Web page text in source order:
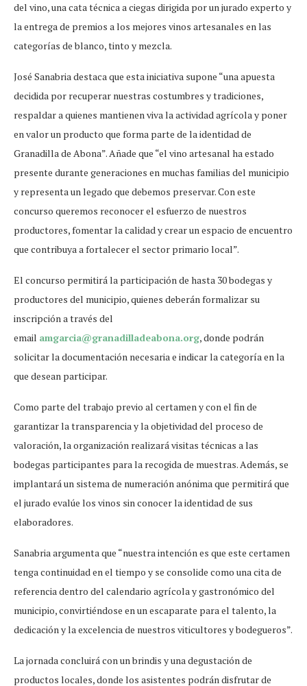
del vino, una cata técnica a ciegas dirigida por un jurado experto y
la entrega de premios a los mejores vinos artesanales en las
categorías de blanco, tinto y mezcla.
José Sanabria destaca que esta iniciativa supone “una apuesta
decidida por recuperar nuestras costumbres y tradiciones,
respaldar a quienes mantienen viva la actividad agrícola y poner
en valor un producto que forma parte de la identidad de
Granadilla de Abona”. Añade que “el vino artesanal ha estado
presente durante generaciones en muchas familias del municipio
y representa un legado que debemos preservar. Con este
concurso queremos reconocer el esfuerzo de nuestros
productores, fomentar la calidad y crear un espacio de encuentro
que contribuya a fortalecer el sector primario local”.
El concurso permitirá la participación de hasta 30 bodegas y
productores del municipio, quienes deberán formalizar su
inscripción a través del
email amgarcia@granadilladeabona.org, donde podrán
solicitar la documentación necesaria e indicar la categoría en la
que desean participar.
Como parte del trabajo previo al certamen y con el fin de
garantizar la transparencia y la objetividad del proceso de
valoración, la organización realizará visitas técnicas a las
bodegas participantes para la recogida de muestras. Además, se
implantará un sistema de numeración anónima que permitirá que
el jurado evalúe los vinos sin conocer la identidad de sus
elaboradores.
Sanabria argumenta que “nuestra intención es que este certamen
tenga continuidad en el tiempo y se consolide como una cita de
referencia dentro del calendario agrícola y gastronómico del
municipio, convirtiéndose en un escaparate para el talento, la
dedicación y la excelencia de nuestros viticultores y bodegueros”.
La jornada concluirá con un brindis y una degustación de
productos locales, donde los asistentes podrán disfrutar de